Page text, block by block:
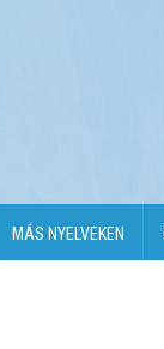
MÁS NYELVEKEN